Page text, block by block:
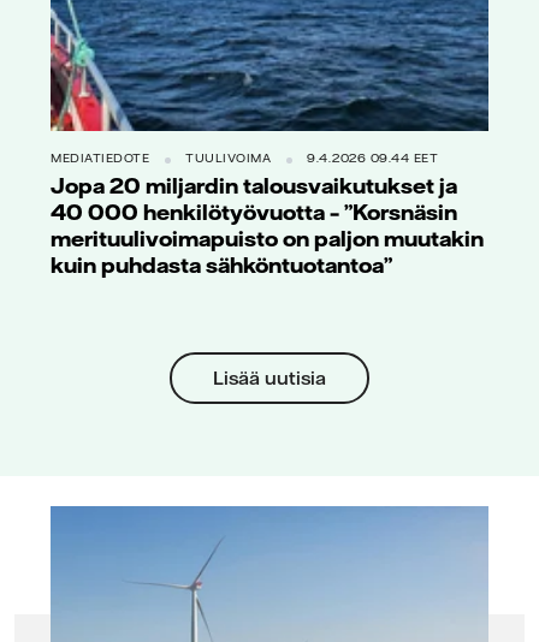
MEDIATIEDOTE TUULIVOIMA 9.4.2026 09.44 EET
Jopa 20 miljardin talousvaikutukset ja
40 000 henkilötyövuotta – ”Korsnäsin
merituulivoimapuisto on paljon muutakin
kuin puhdasta sähköntuotantoa”
Lisää uutisia